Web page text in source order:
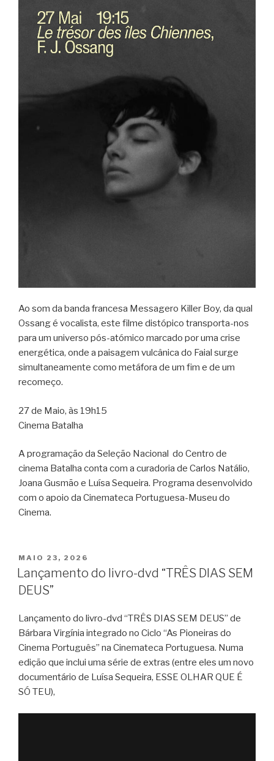
Ao som da banda francesa Messagero Killer Boy, da qual
Ossang é vocalista, este filme distópico transporta-nos
para um universo pós-atómico marcado por uma crise
energética, onde a paisagem vulcânica do Faial surge
simultaneamente como metáfora de um fim e de um
recomeço.
27 de Maio, às 19h15
Cinema Batalha
A programação da Seleção Nacional do Centro de
cinema Batalha conta com a curadoria de Carlos Natálio,
Joana Gusmão e Luísa Sequeira. Programa desenvolvido
com o apoio da Cinemateca Portuguesa-Museu do
Cinema.
PUBLICADO
EM
MAIO 23, 2026
Lançamento do livro-dvd “TRÊS DIAS SEM
DEUS”
Lançamento do livro-dvd “TRÊS DIAS SEM DEUS” de
Bárbara Virgínia integrado no Ciclo “As Pioneiras do
Cinema Português” na Cinemateca Portuguesa. Numa
edição que inclui uma série de extras (entre eles um novo
documentário de Luísa Sequeira, ESSE OLHAR QUE É
SÓ TEU),